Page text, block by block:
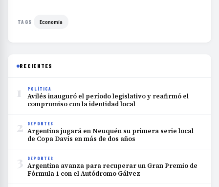
TAGS Economía
RECIENTES
1 POLÍTICA
Avilés inauguró el período legislativo y reafirmó el
compromiso con la identidad local
2 DEPORTES
Argentina jugará en Neuquén su primera serie local
de Copa Davis en más de dos años
3 DEPORTES
Argentina avanza para recuperar un Gran Premio de
Fórmula 1 con el Autódromo Gálvez